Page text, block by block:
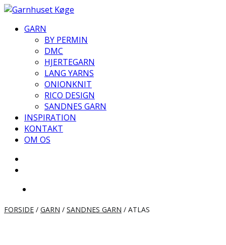
Videre
indholdGARN
BY PERMIN
DMC
HJERTEGARN
LANG YARNS
ONIONKNIT
RICO DESIGN
SANDNES GARN
INSPIRATION
KONTAKT
OM OS
FORSIDE / GARN / SANDNES GARN / ATLAS